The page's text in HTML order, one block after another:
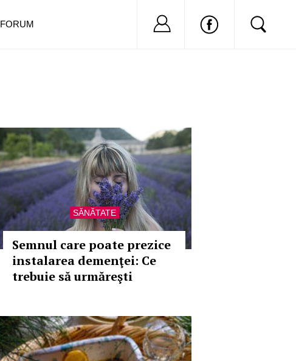
SĂNĂTATE
Semnul care poate prezice
instalarea demenţei: Ce
trebuie să urmăreşti
FORUM Nu ai cont?